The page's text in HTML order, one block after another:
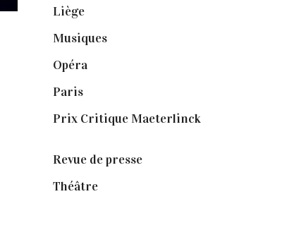
Liège(9)
Musiques(1)
Opéra(56)
Paris(14)
Prix Critique Maeterlinck
Revue de presse(1)
Théâtre(386)